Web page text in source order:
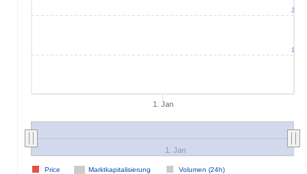
1. Jan
Marktkapitalisierung Volumen (24h)
Price
1. Jan
1
2